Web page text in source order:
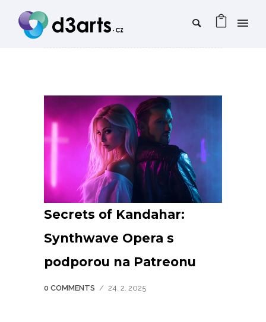
Secrets of Kandahar:
Synthwave Opera s
podporou na Patreonu
0 COMMENTS / 24. 2. 2025